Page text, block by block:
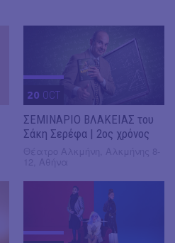
20 OCT
ΣΕΜΙΝΑΡΙΟ ΒΛΑΚΕΙΑΣ του
Σάκη Σερέφα | 2ος χρόνος